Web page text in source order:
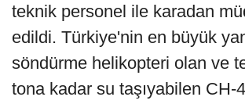
teknik personel ile karadan
edildi. Türkiye'nin en büyük
söndürme helikopteri olan ve
tona kadar su taşıyabilen CH-